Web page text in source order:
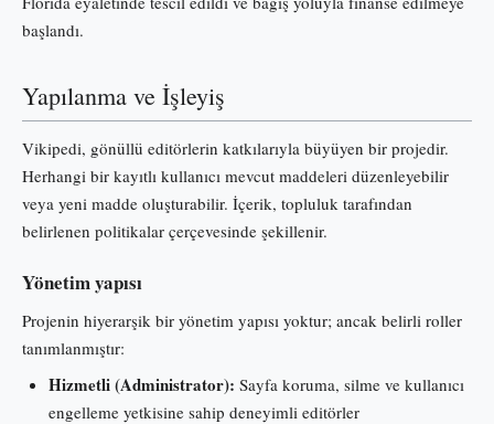
başlandı.
Yapılanma ve İşleyiş
Vikipedi, gönüllü editörlerin katkılarıyla büyüyen bir projedir.
Herhangi bir kayıtlı kullanıcı mevcut maddeleri düzenleyebilir
veya yeni madde oluşturabilir. İçerik, topluluk tarafından
belirlenen politikalar çerçevesinde şekillenir.
Yönetim yapısı
Projenin hiyerarşik bir yönetim yapısı yoktur; ancak belirli roller
tanımlanmıştır:
Hizmetli (Administrator): Sayfa koruma, silme ve kullanıcı
engelleme yetkisine sahip deneyimli editörler